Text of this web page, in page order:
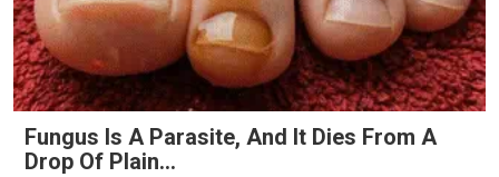
Fungus Is A Parasite, And It Dies From A
Drop Of Plain...